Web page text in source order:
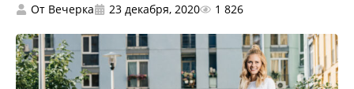
От Вечерка 23 декабря, 2020 1 826